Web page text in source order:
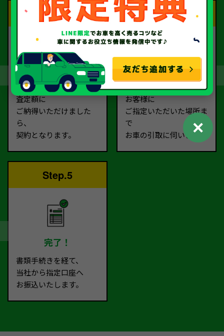
Step.3
契約
査定額に
ご納得いただけました
ら、
契約となります。
Step.4
お引取り
お客様に
ご指定いただいた場所ま
で
お車の引取に伺います。
Step.5
完了！
書類手続きを経て、
当社から指定口座へ
お振込いたします。
✕